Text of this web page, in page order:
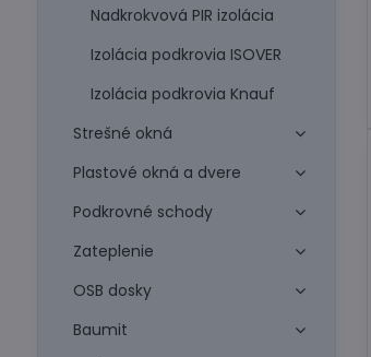
Nadkrokvová PIR izolácia
Izolácia podkrovia ISOVER
Izolácia podkrovia Knauf
Strešné okná
Plastové okná a dvere
Podkrovné schody
Zateplenie
OSB dosky
Baumit